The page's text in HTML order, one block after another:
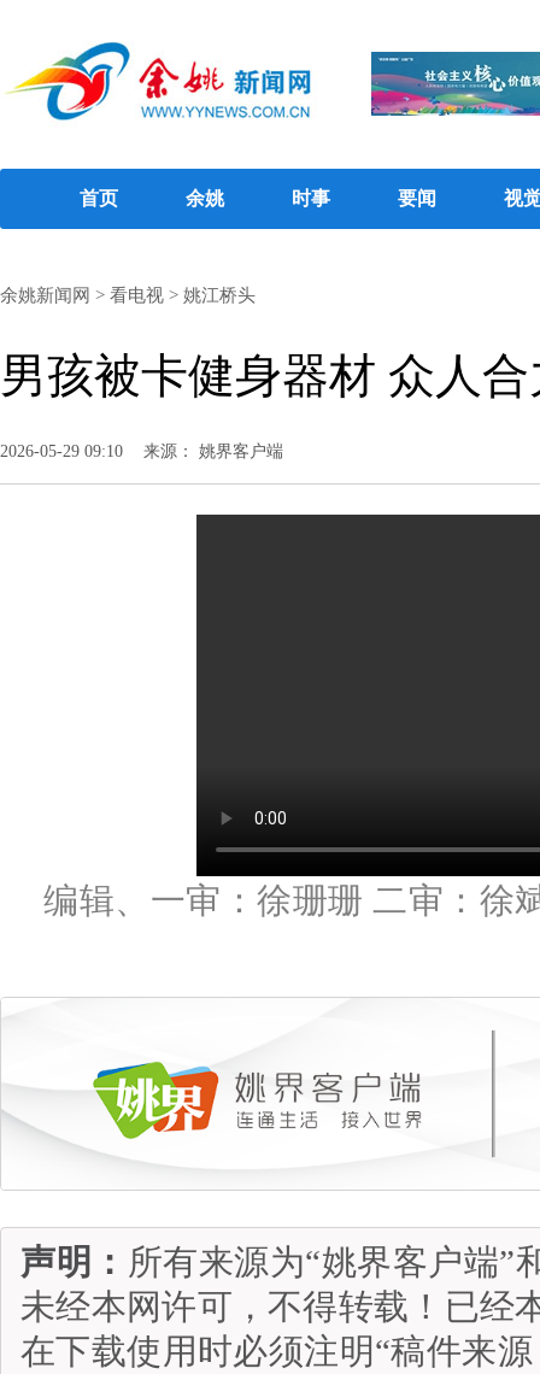
首页 余姚 时事 要闻 视
余姚新闻网 > 看电视 > 姚江桥头
男孩被卡健身器材 众人
2026-05-29 09:10 来源： 姚界客户端
编辑、一审：徐珊珊 二审：徐
声明： 所有来源为“姚界客户端”
未经本网许可，不得转载！已经
在下载使用时必须注明“稿件来